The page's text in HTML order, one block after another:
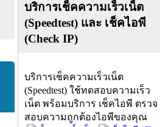
บริการเช็คความเร็วเน็ต
(Speedtest) และ เช็คไอพี
(Check IP)
บริการเช็คความเร็วเน็ต
(Speedtest) ใช้ทดสอบความเร็ว
เน็ต พร้อมบริการ เช็คไอพี ตรวจ
สอบความถูกต้องไอพีของคุณ